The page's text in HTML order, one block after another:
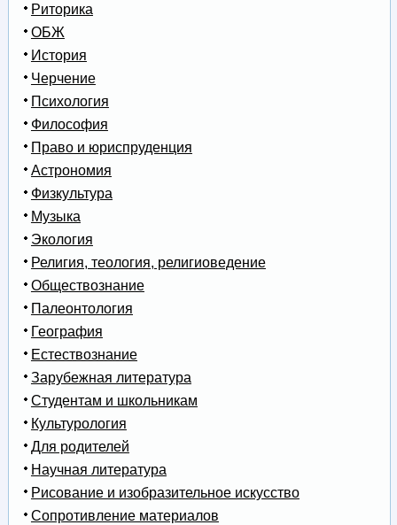
Риторика
ОБЖ
История
Черчение
Психология
Философия
Право и юриспруденция
Астрономия
Физкультура
Музыка
Экология
Религия, теология, религиоведение
Обществознание
Палеонтология
География
Естествознание
Зарубежная литература
Студентам и школьникам
Культурология
Для родителей
Научная литература
Рисование и изобразительное искусство
Сопротивление материалов